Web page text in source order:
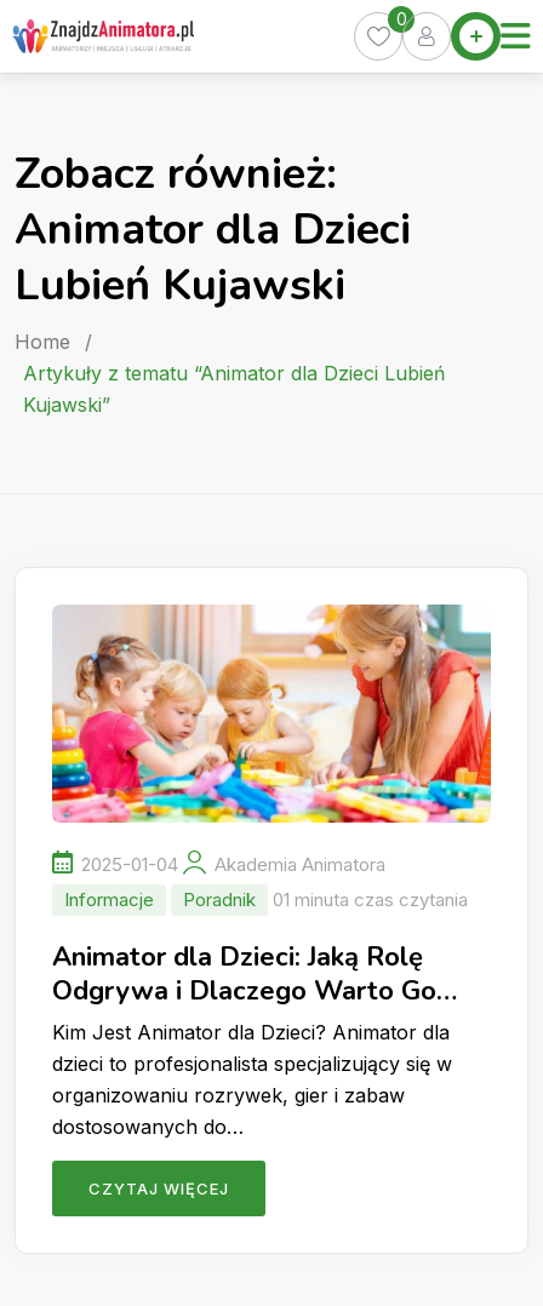
Skip
to
content
Home
Oferty
Kurs
Artykuły
0
Zobacz również:
Animator dla Dzieci
Lubień Kujawski
Home
/
Artykuły z tematu “Animator dla Dzieci Lubień
Kujawski”
2025-01-04
Akademia Animatora
Informacje
Poradnik 01 minuta czas czytania
Animator dla Dzieci: Jaką Rolę
Odgrywa i Dlaczego Warto Go
Wynająć?
Kim Jest Animator dla Dzieci? Animator dla
dzieci to profesjonalista specjalizujący się w
organizowaniu rozrywek, gier i zabaw
dostosowanych do…
CZYTAJ WIĘCEJ